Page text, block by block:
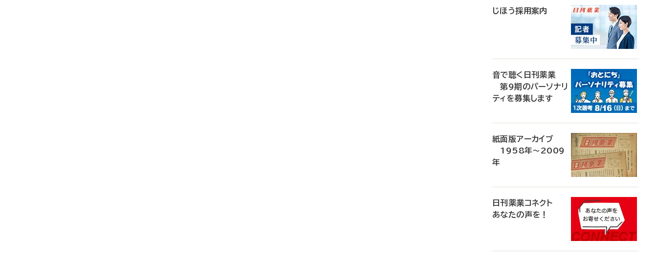
じほう採用案内
音で聴く日刊薬業
第9期のパーソナリ
ティを募集します
紙面版アーカイブ
1958年～2009
年
日刊薬業コネクト
あなたの声を！